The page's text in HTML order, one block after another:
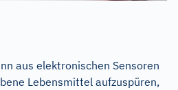
aus elektronischen Sensoren
Lebensmittel aufzuspüren,